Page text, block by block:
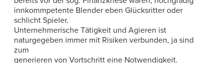
innkommpetente Blender eben Glücksritter oder
schlicht Spieler.
Unternehmerische Tätigkeit und Agieren ist
naturgegeben immer mit Risiken verbunden, ja sind
zum
generieren von Vortschritt eine Notwendigkeit.